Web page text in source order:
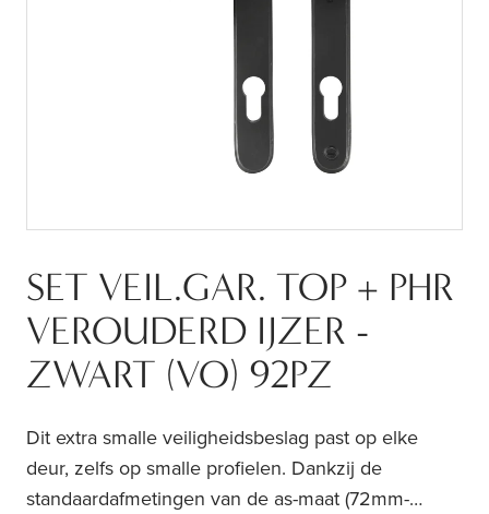
SET VEIL.GAR. TOP + PHR
VEROUDERD IJZER -
ZWART (VO) 92PZ
Dit extra smalle veiligheidsbeslag past op elke
deur, zelfs op smalle profielen. Dankzij de
standaardafmetingen van de as-maat (72mm-